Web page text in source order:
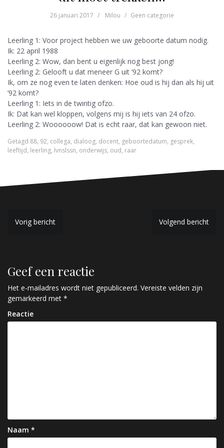
26 januari 2017 Milou Geen categorie
Leerling 1: Voor project hebben we uw geboorte datum nodig.
Ik: 22 april 1988
Leerling 2: Wow, dan bent u eigenlijk nog best jong!
Leerling 2: Gelooft u dat meneer G uit ’92 komt?
Ik, om ze nog even te laten denken: Hoe oud is hij dan als hij uit
’92 komt?
Leerling 1: Iets in de twintig ofzo.
Ik: Dat kan wel kloppen, volgens mij is hij iets van 24 ofzo.
Leerling 2: Woooooow! Dat is echt raar, dat kan gewoon niet.
Getagd 88, 92, collega, dialoog, docent, geboortedatum, gesprek,
leeftijd, leerling, lvnslssn, onderwijs, oud, raar
B
i
c
h
t
a
t
Vorig bericht Volgend bericht
Geef een reactie
Het e-mailadres wordt niet gepubliceerd. Vereiste velden zijn
gemarkeerd met *
Reactie
Naam *